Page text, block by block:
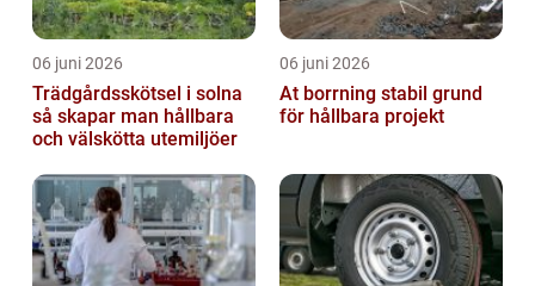
06 juni 2026
Trädgårdsskötsel i solna
så skapar man hållbara
och välskötta utemiljöer
06 juni 2026
At borrning stabil grund
för hållbara projekt